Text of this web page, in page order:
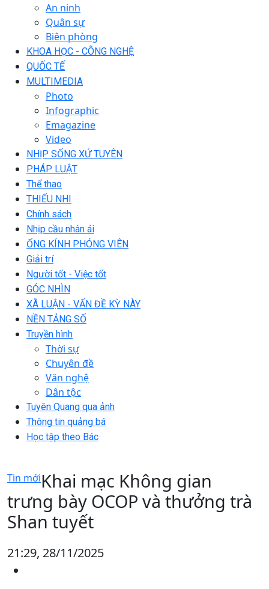
An ninh
Quân sự
Biên phòng
KHOA HỌC - CÔNG NGHỆ
QUỐC TẾ
MULTIMEDIA
Photo
Infographic
Emagazine
Video
NHỊP SỐNG XỨ TUYÊN
PHÁP LUẬT
Thể thao
THIẾU NHI
Chính sách
Nhịp cầu nhân ái
ỐNG KÍNH PHÓNG VIÊN
Giải trí
Người tốt - Việc tốt
GÓC NHÌN
XÃ LUẬN - VẤN ĐỀ KỲ NÀY
NỀN TẢNG SỐ
Truyền hình
Thời sự
Chuyên đề
Văn nghệ
Dân tộc
Tuyên Quang qua ảnh
Thông tin quảng bá
Học tập theo Bác
Tin mớiKhai mạc Không gian
trưng bày OCOP và thưởng trà
Shan tuyết
21:29, 28/11/2025